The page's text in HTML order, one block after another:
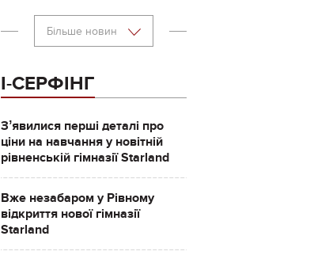
Більше новин
І-СЕРФІНГ
Зʼявилися перші деталі про
ціни на навчання у новітній
рівненській гімназії Starland
Вже незабаром у Рівному
відкриття нової гімназії
Starland